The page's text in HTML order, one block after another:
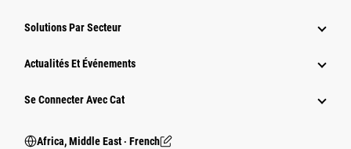
Solutions Par Secteur
Actualités Et Événements
Se Connecter Avec Cat
Africa, Middle East ‧ French